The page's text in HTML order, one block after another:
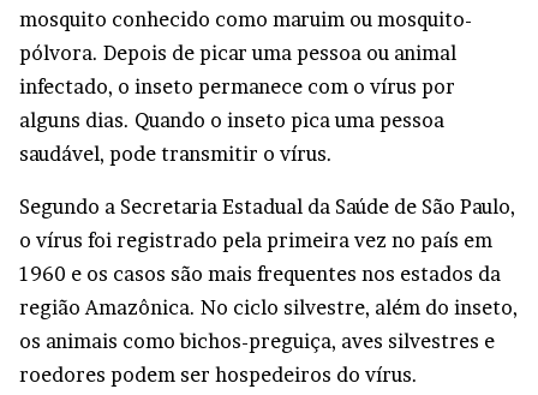
mosquito conhecido como maruim ou mosquito-
pólvora. Depois de picar uma pessoa ou animal
infectado, o inseto permanece com o vírus por
alguns dias. Quando o inseto pica uma pessoa
saudável, pode transmitir o vírus.
Segundo a Secretaria Estadual da Saúde de São Paulo,
o vírus foi registrado pela primeira vez no país em
1960 e os casos são mais frequentes nos estados da
região Amazônica. No ciclo silvestre, além do inseto,
os animais como bichos-preguiça, aves silvestres e
roedores podem ser hospedeiros do vírus.